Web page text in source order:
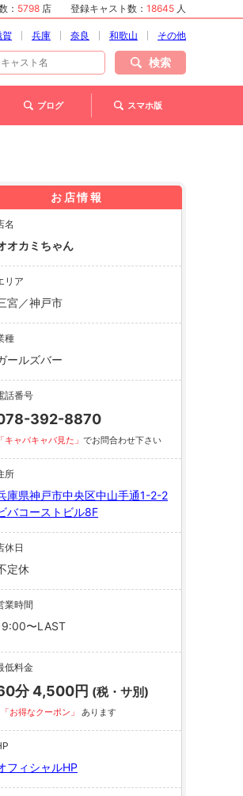
： 5798 店 登録キャスト数： 18645 人
賀 兵庫 奈良 和歌山 その他
検索
ブログ スマホ版
お店情報
名
オカミちゃん
リア
宮／神戸市
種
ールズバー
話番号
392-8870
「キャバキャバ見た」 でお問合わせ下さい
所
庫県神戸市中央区中山手通1-2-2
バコーストビル8F
休日
定休
業時間
〜LAST
低料金
分 4,500円 (税・サ別)
お得なクーポン」 あります
フィシャルHP